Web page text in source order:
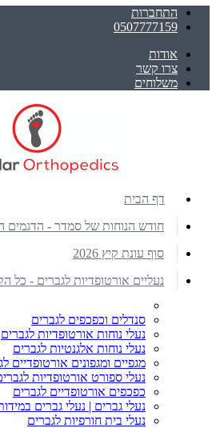
התחברות
0507777159
אודות
צרו קשר
משלוחים
דף הבית
חודש הנוחות של סמדר - הדגמים
סוף עונת קיץ 2026
נעליים אורטופדיות לגברים - כל
סנדלים וכפכפים לגברים
נעלי נוחות אורטופדיות לגברים
נעלי נוחות אלגנטיות לגברים
מגפיים ומגפונים אורטופדיים
נעלי ספורט אורטופדיות
כפכפים אורטופדיים לגברים
נעלי גברים | נעלי גברים
נעלי בית חורפיות לגברים